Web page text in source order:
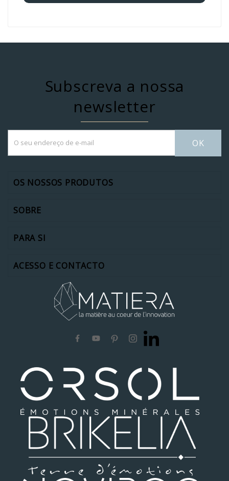
Subscreva a nossa
newsletter
OK
OS NOSSOS PRODUTOS
SOBRE
PARA SI
ACESSO E CONTACTO